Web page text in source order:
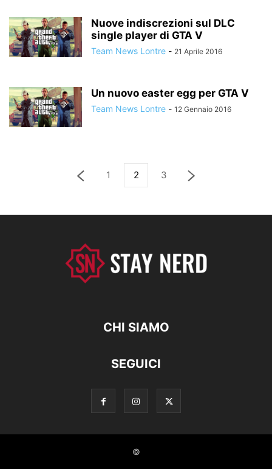
Nuove indiscrezioni sul DLC
single player di GTA V
Team News Lontre - 21 Aprile 2016
Un nuovo easter egg per GTA V
Team News Lontre - 12 Gennaio 2016
1 2 3
CHI SIAMO
SEGUICI
©